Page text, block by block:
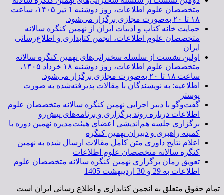
متخصصان علوم اطلاعات، روز دوشنبه 1 تیر ۱۴۰۵، ساعت
۱۸ تا ۲۰ به‌صورت مجازی برگزار می‌شود.
حمایت خانه کتاب و ادبیات ایران از نهمین کنگره سالانه
متخصصان علوم اطلاعات، انجمن کتابداری و اطلاع‌رسانی
ایران
اولین نشست از سلسله سخنرانی‌های نهمین کنگره سالانه
متخصصان علوم اطلاعات، روز دوشنبه ۱۸ خرداد ۱۴۰۵،
ساعت ۱۸ تا ۲۰ به‌صورت مجازی برگزار می‌شود.
اطلاعیه: به نویسندگان با مقالات پذیرفته‌شده به صورت
پوستر
گفت‌وگو با دبیر اجرایی نهمین کنگره سالانه متخصصان علوم
اطلاعات درباره روند برگزاری و برنامه‌های پیش‌رو
برگزاری جلسه هم‌اندیشی اعضای هیئت‌مدیره نهمین دوره با
کمیته راهبری و دبیران نهمین کنگره
اعلام نتایج داوری متن کامل مقالات ارسال شده به نهمین
کنگره سالانه متخصصان علوم اطلاعات
تعویق زمان برگزاری نهمین کنگره سالانه متخصصان علوم
اطلاعات به 29 و 30 اردیبهشت 1405
تمام حقوق متعلق به انجمن کتابداری و اطلاع رسانی ایران است